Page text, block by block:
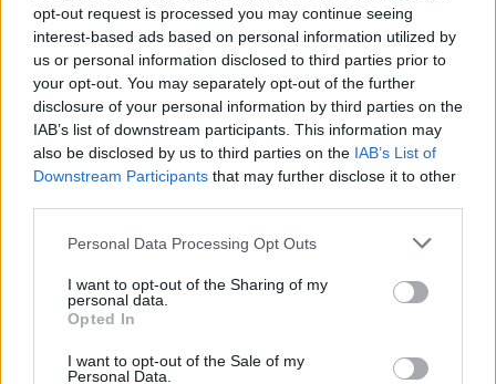
opt-out request is processed you may continue seeing
interest-based ads based on personal information utilized by
us or personal information disclosed to third parties prior to
your opt-out. You may separately opt-out of the further
disclosure of your personal information by third parties on the
IAB’s list of downstream participants. This information may
also be disclosed by us to third parties on the IAB’s List of
Downstream Participants that may further disclose it to other
Personal Data Processing Opt Outs
I want to opt-out of the Sharing of my
personal data.
Opted In
I want to opt-out of the Sale of my
Personal Data.